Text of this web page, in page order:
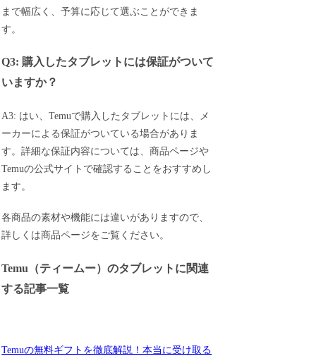
まで幅広く、予算に応じて選ぶことができま
す。
Q3: 購入したタブレットには保証がついて
いますか？
A3: はい、Temuで購入したタブレットには、メ
ーカーによる保証がついている場合がありま
す。詳細な保証内容については、商品ページや
Temuの公式サイトで確認することをおすすめし
ます。
各商品の素材や機能には違いがありますので、
詳しくは商品ページをご覧ください。
Temu（ティームー）のタブレットに関連
する記事一覧
Temuの無料ギフトを徹底解説！本当に受け取る